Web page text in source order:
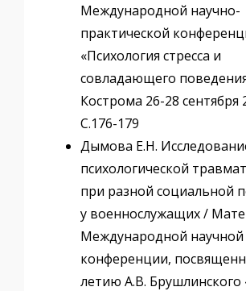
Международной научно-
практической
«Психология стресса и
совладающего
Кострома 26-28 сентября
С.176-179
Дымова Е.Н.
психологической
при разной социальной
у военнослужащих /
Международной научной
конференции,
летию А.В. Брушлинского